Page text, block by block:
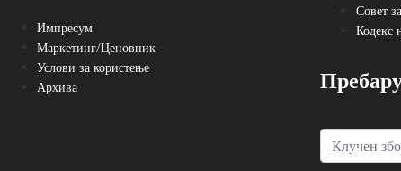
Импресум
Маркетинг/Ценовник
Услови за користење
Архива
Совет
Кодекс